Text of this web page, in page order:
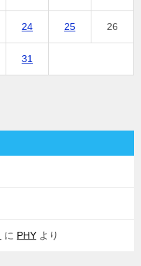
24 25 26
31
に PHY より